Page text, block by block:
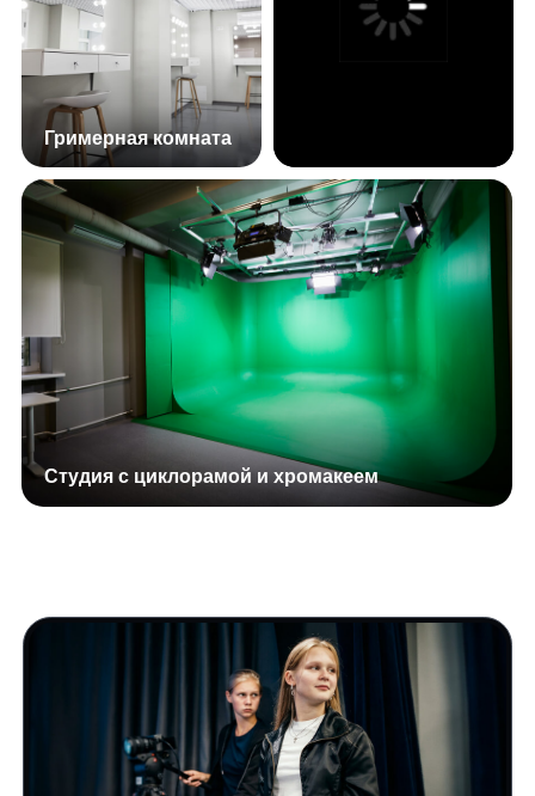
Вопросы и ответы
Подойдет ли интенсив, если у ребенка
нет опыта?
Да. Интенсив подходит и тем, кто только начинает,
и тем, кто уже пробовал себя в актерском мастерстве.
Программа выстроена по шагам и помогает ребенку
постепенно освоиться в кадре, раскрыться
и почувствовать себя увереннее.
Что ребенок получит в итоге?
За 5 дней ребенок познакомится с основами
актерского мастерства, поработает перед камерой
и получит заметный творческий результат.
В зависимости от возраста и формата группы это
может быть общий видеоэтюд, киноэтюд,
видеовизитка или самопробы. По итогам программы
Горького. В программе — актерские тренинги, работа
с речью, эмоциями, камерой и съемочным
материалом. В течение дня предусмотрены перерывы
на отдых, а в стоимость входят полноценный обед
Для какого возраста подходит
интенсив?
Программа рассчитана на детей и подростков 7−16